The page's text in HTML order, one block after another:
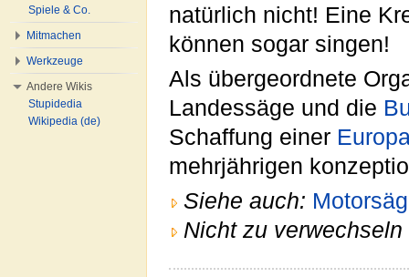
natürlich nicht! Eine
können sogar singen!
Als übergeordnete
Landessäge und die
Schaffung einer
mehrjährigen
Siehe auch:
Nicht zu verwechseln
Spiele & Co.
Mitmachen
Werkzeuge
Andere Wikis
Stupidedia
Wikipedia (de)